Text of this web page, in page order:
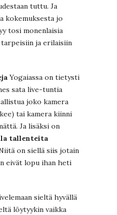
tuttu. Ja
kokemuksesta jo
tosi monenlaisia
ja erilaisiin
Yogaiassa on tietysti
sata live-tuntia
joko kamera
tai kamera kiinni
Ja lisäksi on
tallenteita
on siellä siis jotain
eivät lopu ihan heti
sieltä hyvällä
löytyykin vaikka